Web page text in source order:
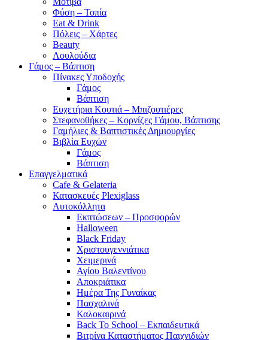
Φύση – Τοπία
Eat & Drink
Πόλεις – Χάρτες
Beauty
Λουλούδια
Γάμος – Βάπτιση
Πίνακες Υποδοχής
Γάμος
Βάπτιση
Ευχετήρια Κουτιά – Μπιζουτιέρες
Στεφανοθήκες – Κορνίζες Γάμου, Βάπτισης
Γαμήλιες & Βαπτιστικές Δημιουργίες
Βιβλία Ευχών
Γάμος
Βάπτιση
Επαγγελματικά
Cafe & Gelateria
Κατασκευές Plexiglass
Αυτοκόλλητα
Εκπτώσεων – Προσφορών
Halloween
Black Friday
Χριστουγεννιάτικα
Χειμερινά
Αγίου Βαλεντίνου
Αποκριάτικα
Ημέρα Της Γυναίκας
Πασχαλινά
Καλοκαιρινά
Back To School – Εκπαιδευτικά
Βιτρίνα Καταστήματος Παιχνιδιών